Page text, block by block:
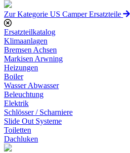
Zur Kategorie US Camper Ersatzteile
Ersatzteilkatalog
Klimaanlagen
Bremsen Achsen
Markisen Arwning
Heizungen
Boiler
Wasser Abwasser
Beleuchtung
Elektrik
Schlösser / Scharniere
Slide Out Systeme
Toiletten
Dachluken